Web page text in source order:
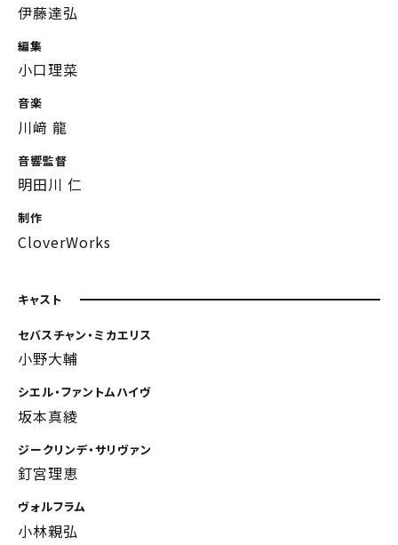
伊藤達弘
編集
小口理菜
音楽
川﨑 龍
音響監督
明田川 仁
制作
CloverWorks
キャスト
セバスチャン・ミカエリス
小野大輔
シエル・ファントムハイヴ
坂本真綾
ジークリンデ・サリヴァン
釘宮理恵
ヴォルフラム
小林親弘